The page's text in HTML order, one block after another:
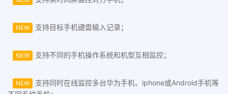
NEW 支持目标手机键盘输入记录；
NEW 支持不同的手机操作系统和机型互相监控；
NEW
支持同时在线监控多台华为手机、iphone或Android手机等